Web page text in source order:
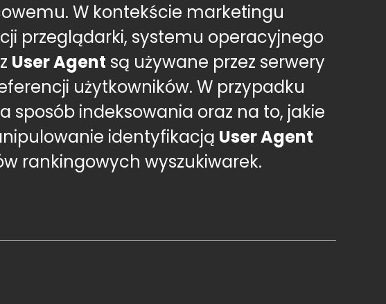
W kontekście marketingu
przeglądarki, systemu operacyjnego
User Agent są używane przez serwery
użytkowników. W przypadku
sposób indeksowania oraz na to, jakie
identyfikacją User Agent
rankingowych wyszukiwarek.